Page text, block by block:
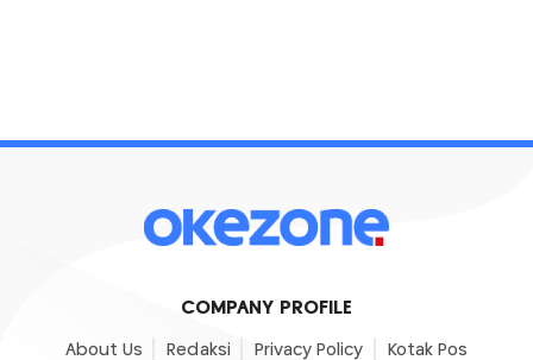
COMPANY PROFILE
About Us Redaksi Privacy Policy Kotak Pos